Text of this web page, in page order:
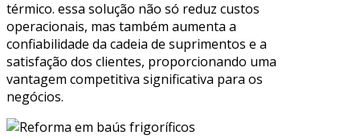
térmico. essa solução não só reduz custos
operacionais, mas também aumenta a
confiabilidade da cadeia de suprimentos e a
satisfação dos clientes, proporcionando uma
vantagem competitiva significativa para os
negócios.